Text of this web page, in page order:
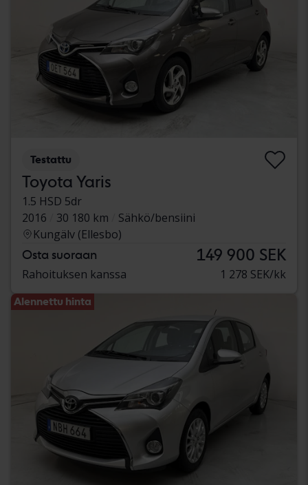
Testattu
Toyota Yaris
1.5 HSD 5dr
2016
30 180 km
Sähkö/bensiini
Kungälv (Ellesbo)
Osta suoraan 149 900 SEK
Rahoituksen kanssa 1 278 SEK/kk
Alennettu hinta